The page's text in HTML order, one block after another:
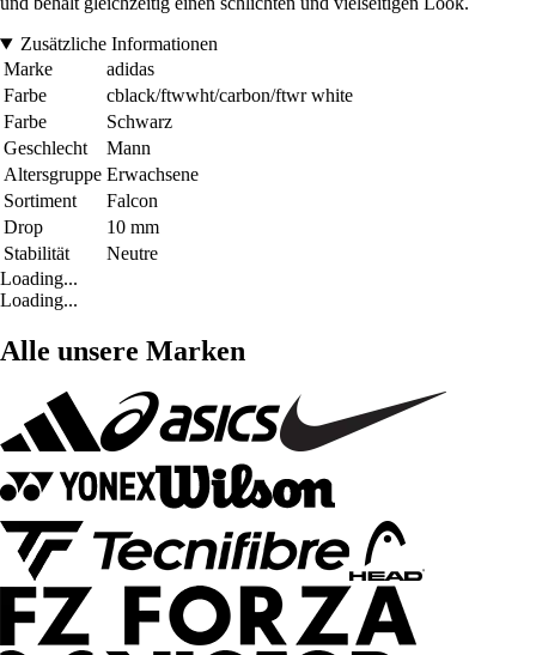
Zusätzliche Informationen
Marke
adidas
Farbe
cblack/ftwwht/carbon/ftwr white
Farbe
Schwarz
Geschlecht
Mann
Altersgruppe Erwachsene
Sortiment
Falcon
Drop
10 mm
Stabilität
Neutre
Loading...
Loading...
Alle unsere Marken